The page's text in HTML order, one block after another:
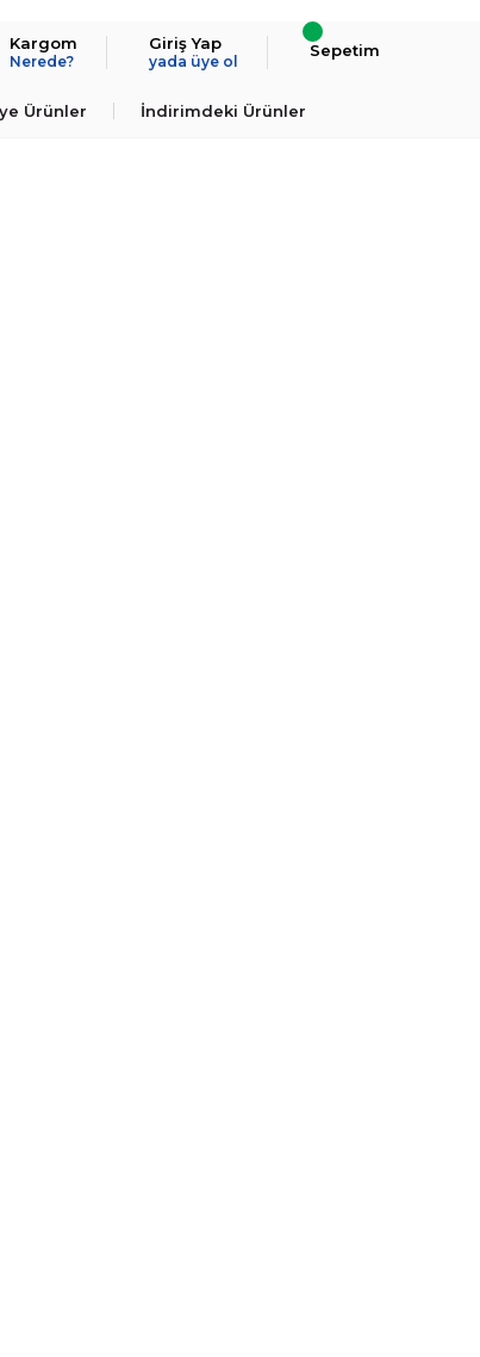
Kargom
Nerede?
Giriş Yap
yada üye ol
Sepetim
Ürünler İndirimdeki Ürünler